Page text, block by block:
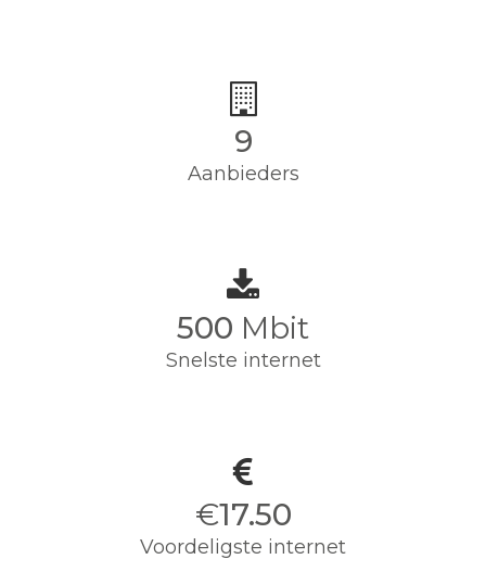
9
Aanbieders
500 Mbit
Snelste internet
€17.50
Voordeligste internet